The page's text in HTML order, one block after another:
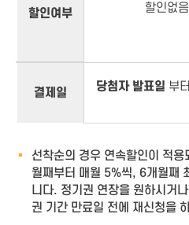
할인여부 할인없음
결제일 당첨자 발표일 부터
선착순의 경우 연속할인이 적
월째부터 매월 5%씩, 6개월째
니다. 정기권 연장을 원하시거
권 기간 만료일 전에 재신청을